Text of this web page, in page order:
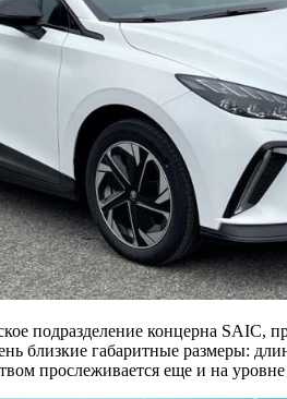
подразделение концерна
близкие габаритные размеры:
прослеживается еще и на